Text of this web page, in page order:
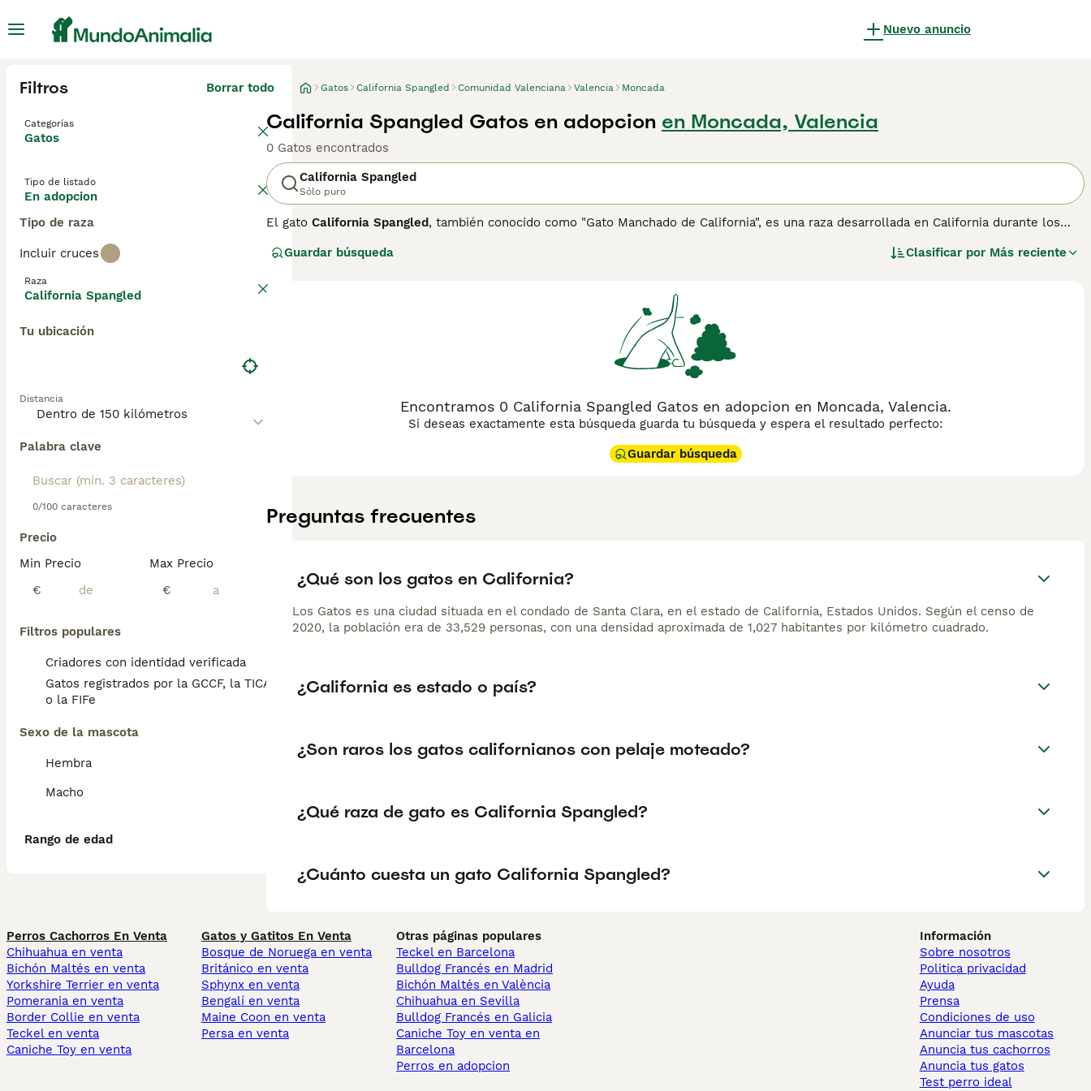
Nuevo anuncio
Filtros Borrar todo
Categorías
Gatos
Tipo de listado
En adopcion
Tipo de raza
Incluir cruces
Raza
California Spangled
Tu ubicación
Distancia
Palabra clave
0/100 caracteres
Precio
Min Precio
€
Max Precio
€
Filtros populares
Criadores con identidad verificada
Gatos registrados por la GCCF, la TICA
o la FIFe
Sexo de la mascota
Hembra
Macho
Rango de edad
Gatos California Spangled Comunidad Valenciana Valencia Moncada
California Spangled Gatos en adopcion en Moncada, Valencia
0 Gatos encontrados
California Spangled
Sólo puro
El gato California Spangled, también conocido como "Gato Manchado de California", es una raza desarrollada en California durante los
caza furtiva. Su creador, Paul Casey, cruzó varias razas incluyendo Abyssinian, American Shorthair y British Shorthair, dando como
leopardo. Los colores de su pelaje varían entre negro, bronce, dorado y otros tonos. En cuanto a su temperamento, es un gato
inteligente, curioso y activo, ideal para familias y hogares con otras mascotas, ya que es sociable y cariñoso. Sin embargo, el
es una raza extremadamente rara y considerada funcionalmente extinta desde los años 2000, en parte debido a la competencia
de otras razas manchadas como el Bengala. A pesar de su desaparición, su legado sigue presente en la demanda de gatos con apariencia
salvaje y en razas similares que son populares en el mercado español.
Guardar búsqueda Clasificar por Más reciente
Encontramos 0 California Spangled Gatos en adopcion en Moncada, Valencia.
Si deseas exactamente esta búsqueda guarda tu búsqueda y espera el resultado perfecto:
Guardar búsqueda
Preguntas frecuentes
¿Qué son los gatos en California?
Los Gatos es una ciudad situada en el condado de Santa Clara, en el estado de California, Estados Unidos. Según el censo de
2020, la población era de 33,529 personas, con una densidad aproximada de 1,027 habitantes por kilómetro cuadrado.
¿California es estado o país?
¿Son raros los gatos californianos con pelaje moteado?
¿Qué raza de gato es California Spangled?
¿Cuánto cuesta un gato California Spangled?
Perros Cachorros En Venta
Chihuahua en venta
Bichón Maltés en venta
Yorkshire Terrier en venta
Pomerania en venta
Border Collie en venta
Teckel en venta
Caniche Toy en venta
Gatos y Gatitos En Venta
Bosque de Noruega en venta
Británico en venta
Sphynx en venta
Bengalí en venta
Maine Coon en venta
Persa en venta
Otras páginas populares
Teckel en Barcelona
Bulldog Francés en Madrid
Bichón Maltés en València
Chihuahua en Sevilla
Bulldog Francés en Galicia
Caniche Toy en venta en
Barcelona
Perros en adopcion
Información
Sobre nosotros
Politica privacidad
Ayuda
Prensa
Condiciones de uso
Anunciar tus mascotas
Anuncia tus cachorros
Anuncia tus gatos
Test perro ideal